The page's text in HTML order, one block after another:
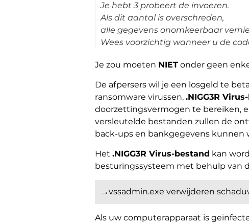
Je hebt 3 probeert de invoeren.
Als dit aantal is overschreden,
alle gegevens onomkeerbaar
Wees voorzichtig wanneer u de
Je zou moeten NIET onder geen
De afpersers wil je een losgeld te
ransomware virussen. .NIGG3R
doorzettingsvermogen te bereiken,
versleutelde bestanden zullen de
back-ups en bankgegevens kunnen
Het .NIGG3R Virus-bestand kan
besturingssysteem met behulp van
→vssadmin.exe verwijderen
Als uw computerapparaat is